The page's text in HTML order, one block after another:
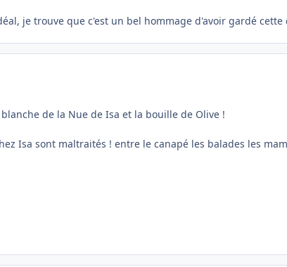
je trouve que c'est un bel hommage d'avoir gardé
de la Nue de Isa et la bouille de Olive !
Isa sont maltraités ! entre le canapé les balades les